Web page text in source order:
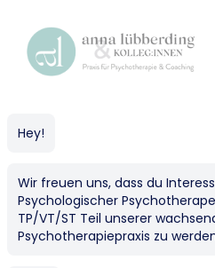
Praxis Lübberding
Hey!
Wir freuen uns, dass du
Psychologischer
TP/VT/ST Teil unserer
Psychotherapiepraxis zu